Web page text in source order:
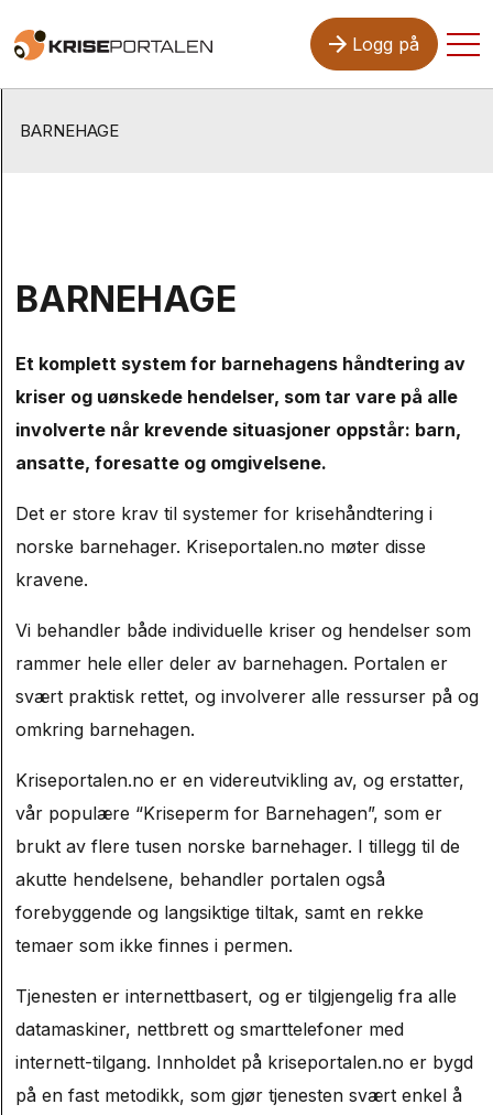
Logg på
BARNEHAGE
BARNEHAGE
Et komplett system for barnehagens håndtering av
kriser og uønskede hendelser, som tar vare på alle
involverte når krevende situasjoner oppstår: barn,
ansatte, foresatte og omgivelsene.
Det er store krav til systemer for krisehåndtering i
norske barnehager. Kriseportalen.no møter disse
kravene.
Vi behandler både individuelle kriser og hendelser som
rammer hele eller deler av barnehagen. Portalen er
svært praktisk rettet, og involverer alle ressurser på og
omkring barnehagen.
Kriseportalen.no er en videreutvikling av, og erstatter,
vår populære “Kriseperm for Barnehagen”, som er
brukt av flere tusen norske barnehager. I tillegg til de
akutte hendelsene, behandler portalen også
forebyggende og langsiktige tiltak, samt en rekke
temaer som ikke finnes i permen.
Tjenesten er internettbasert, og er tilgjengelig fra alle
datamaskiner, nettbrett og smarttelefoner med
internett-tilgang. Innholdet på kriseportalen.no er bygd
på en fast metodikk, som gjør tjenesten svært enkel å